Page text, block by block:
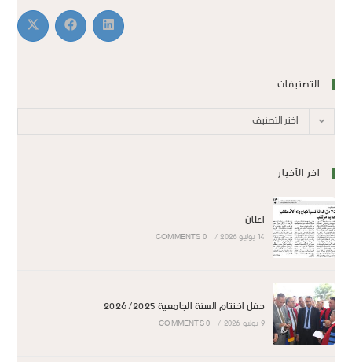
التصنيفات
اختر التصنيف
اخر الأخبار
اعلان
14 يوليو 2026 /
0 COMMENTS
حفل اختتام السنة الجامعية 2026/2025
9 يوليو 2026 /
0 COMMENTS